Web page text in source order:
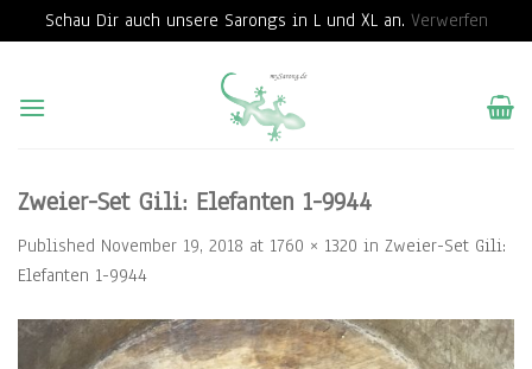
Schau Dir auch unsere Sarongs in L und XL an. Verwerfen
content
Zweier-Set Gili: Elefanten 1-9944
Published November 19, 2018 at 1760 × 1320 in Zweier-Set Gili:
Elefanten 1-9944